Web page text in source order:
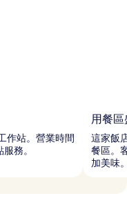
作站。營業時間
務。
用餐
這家飯
餐區。
加美味